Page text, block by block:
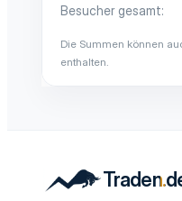
Besucher gesamt
Die Summen können
enthalten.